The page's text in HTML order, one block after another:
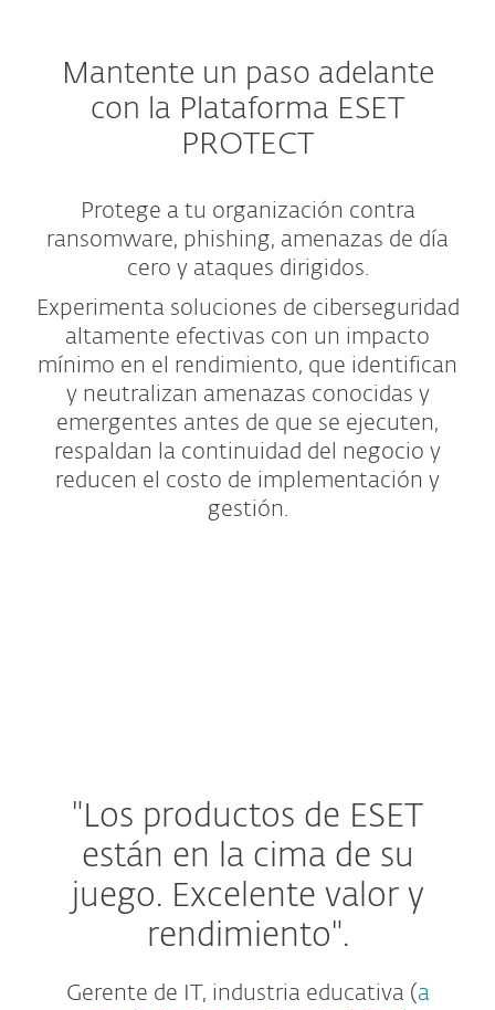
Mantente un paso adelante
con la Plataforma ESET
PROTECT
Protege a tu organización contra
ransomware, phishing, amenazas de día
cero y ataques dirigidos.
Experimenta soluciones de ciberseguridad
altamente efectivas con un impacto
mínimo en el rendimiento, que identifican
y neutralizan amenazas conocidas y
emergentes antes de que se ejecuten,
respaldan la continuidad del negocio y
reducen el costo de implementación y
gestión.
"Los productos de ESET
están en la cima de su
juego. Excelente valor y
rendimiento".
Gerente de IT, industria educativa ( a